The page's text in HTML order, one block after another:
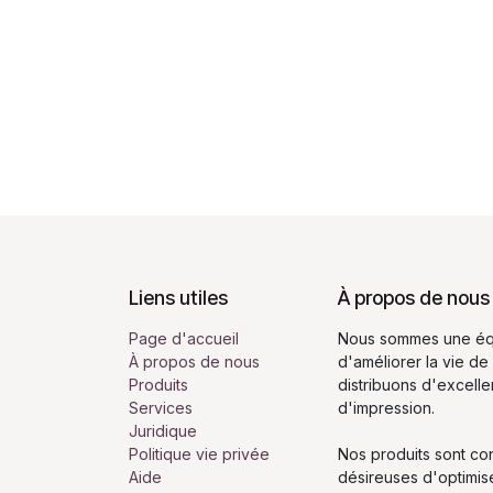
Liens utiles
Page d'accueil
À propos de nous
Produits
Services
Juridique
Politique vie privée
Aide
À propos de nous
Nous sommes une
d'améliorer la vie de
distribuons
d'impression.
Nos produits sont
désireuses